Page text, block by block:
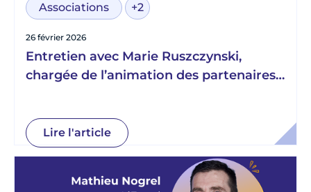
Associations +2
26 février 2026
Entretien avec Marie Ruszczynski,
chargée de l’animation des partenaires
Lire l'article